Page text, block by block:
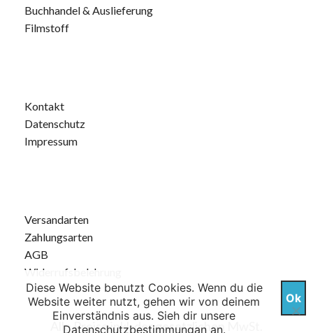
Buchhandel & Auslieferung
Filmstoff
Kontakt
Datenschutz
Impressum
Versandarten
Zahlungsarten
AGB
Widerrufsbelehrung
Alle Preise inkl. der gesetzlichen MwSt.
Diese Website benutzt Cookies. Wenn du die
Website weiter nutzt, gehen wir von deinem
Einverständnis aus. Sieh dir unsere
Datenschutzbestimmunganan.
Ok